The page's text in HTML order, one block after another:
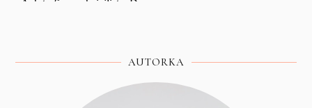
AUTORKA